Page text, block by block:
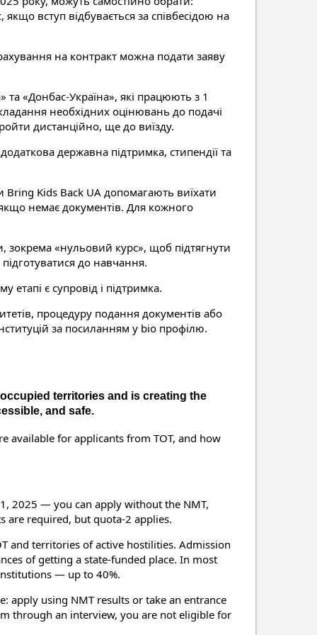
вступ відбувається за співбесідою на
на контракт можна подати заяву
та «Донбас-Україна», які працюють з 1
необхідних оцінювань до подачі
дистанційно, ще до виїзду.
державна підтримка, стипендії та
Bring Kids Back UA допомагають виїхати
немає документів. Для кожного
зокрема «нульовий курс», щоб підтягнути
до навчання.
є супровід і підтримка.
процедуру подання документів або
за посиланням у bio профілю.
territories and is creating the
and safe.
available for applicants from TOT, and how
2025 — you can apply without the NMT,
required, but quota-2 applies.
and territories of active hostilities. Admission
of getting a state-funded place. In most
— up to 40%.
apply using NMT results or take an entrance
through an interview, you are not eligible for